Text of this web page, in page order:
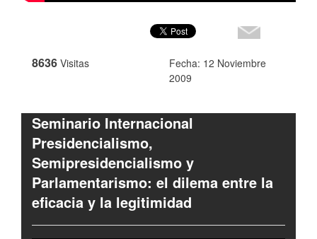
8636 Visitas
Fecha: 12 Noviembre
2009
Seminario Internacional
Presidencialismo,
Semipresidencialismo y
Parlamentarismo: el dilema entre la
eficacia y la legitimidad